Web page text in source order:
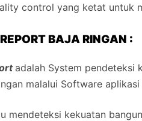
control yang ketat untuk
BAJA RINGAN :
adalah System pendeteksi
malalui Software aplikasi
mendeteksi kekuatan